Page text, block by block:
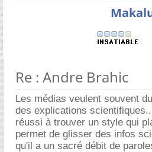
Re : Andre Brahic
Les médias veulent souvent
des explications
réussi à trouver un style qui
permet de glisser des infos
qu'il a un sacré débit de